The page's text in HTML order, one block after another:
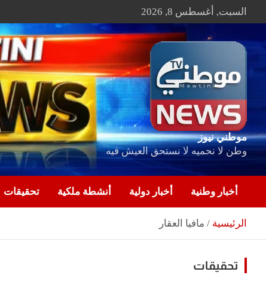
السبت, أغسطس 8, 2026
موطني نيوز
وطن لا نحميه لا نستحق العيش فيه
أخبار وطنية أخبار دولية أنشطة ملكية تحقيقات
الرئيسية مافيا العقار
تحقيقات